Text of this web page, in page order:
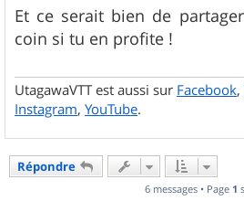
s
s
a
Et ce serait bien de
coin si tu en profite !
UtagawaVTT est aussi sur Facebook,
Instagram, YouTube.
Répondre
6 messages • Page 1